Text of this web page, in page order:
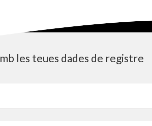
les teues dades de registre